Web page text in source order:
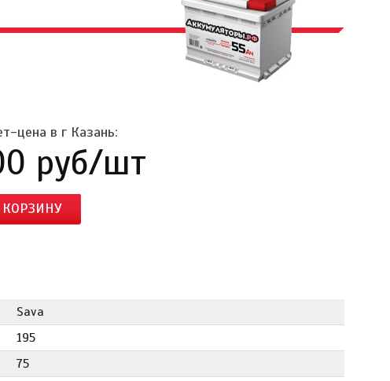
цена в г Казань:
руб/шт
КОРЗИНУ
Sava
195
75